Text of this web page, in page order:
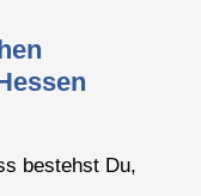
bestehst Du,